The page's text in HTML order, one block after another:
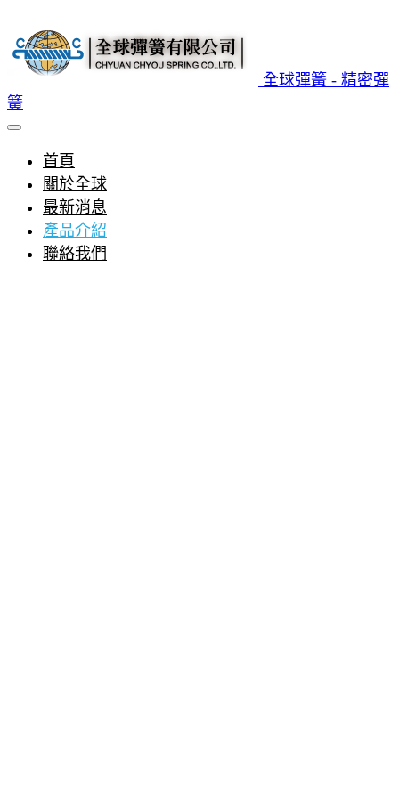
全球彈簧 - 精密彈
簧
首頁
關於全球
最新消息
產品介紹
聯絡我們